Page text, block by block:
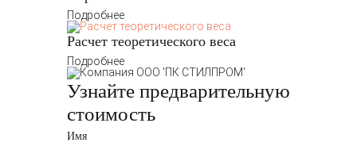
Подробнее
Расчет теоретического веса
Подробнее
Узнайте предварительную
стоимость
Имя